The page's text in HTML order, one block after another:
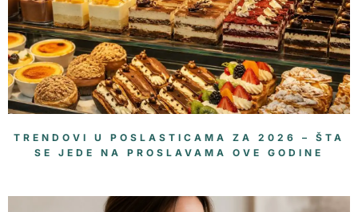
TRENDOVI U POSLASTICAMA ZA 2026 – ŠTA
SE JEDE NA PROSLAVAMA OVE GODINE